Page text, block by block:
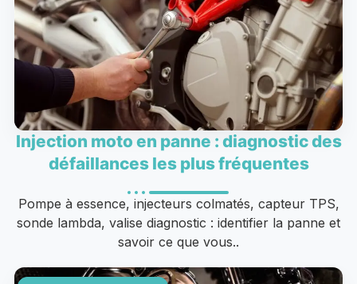
Injection moto en panne : diagnostic des
défaillances les plus fréquentes
Pompe à essence, injecteurs colmatés, capteur TPS,
sonde lambda, valise diagnostic : identifier la panne et
savoir ce que vous..